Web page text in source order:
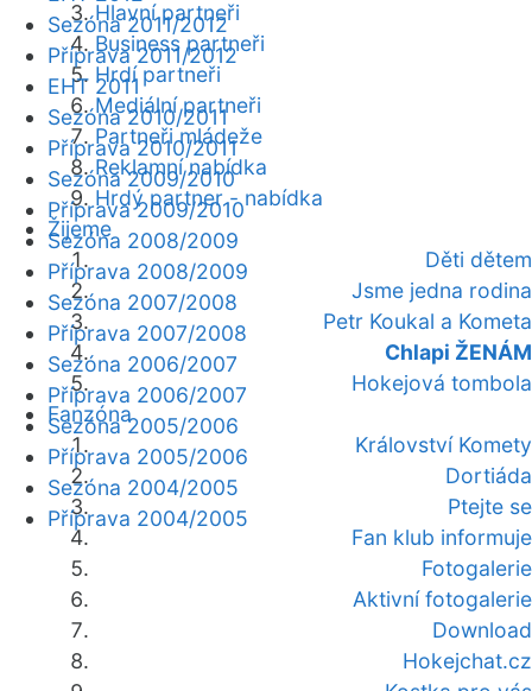
Hlavní partneři
Business partneři
Hrdí partneři
Mediální partneři
Partneři mládeže
Reklamní nabídka
Hrdý partner - nabídka
Žijeme
Děti dětem
Jsme jedna rodina
Petr Koukal a Kometa
Chlapi ŽENÁM
Hokejová tombola
Fanzóna
Království Komety
Dortiáda
Ptejte se
Fan klub informuje
Fotogalerie
Aktivní fotogalerie
Download
Hokejchat.cz
Sezóna 2011/2012
Příprava 2011/2012
EHT 2011
Sezóna 2010/2011
Příprava 2010/2011
Sezóna 2009/2010
Příprava 2009/2010
Sezóna 2008/2009
Příprava 2008/2009
Sezóna 2007/2008
Příprava 2007/2008
Sezóna 2006/2007
Příprava 2006/2007
Sezóna 2005/2006
Příprava 2005/2006
Sezóna 2004/2005
Příprava 2004/2005